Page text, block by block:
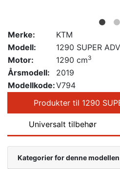
Merke:
KTM
Modell:
1290 SUPER
Motor:
1290 cm3
Årsmodell:
2019
Modellkode:V794
Produkter til 1290
Universalt tilbehør
Kategorier for denne modellen